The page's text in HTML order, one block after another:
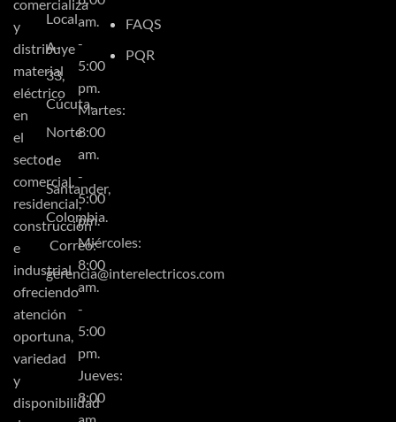
comercializa
y
distribuye
material
eléctrico
en
el
sector
comercial,
residencial,
construcción
e
industrial
ofreciendo
atención
oportuna,
variedad
y
disponibilidad
Local
A-
33,
Cúcuta,
Norte
de
Santander,
Colombia.
Correo:
gerencia@interelectricos.com
am.
-
5:00
pm.
Martes:
8:00
am.
-
5:00
pm.
Miércoles:
8:00
am.
-
5:00
pm.
Jueves:
8:00
FAQS
PQR